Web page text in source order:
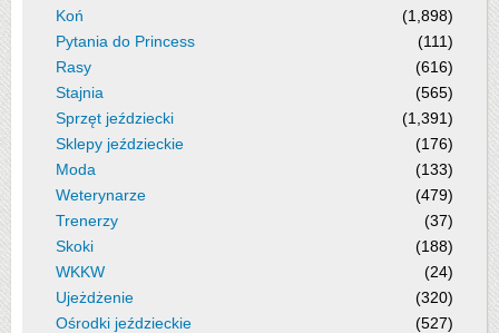
Koń
(1,898)
Pytania do Princess
(111)
Rasy
(616)
Stajnia
(565)
Sprzęt jeździecki
(1,391)
Sklepy jeździeckie
(176)
Moda
(133)
Weterynarze
(479)
Trenerzy
(37)
Skoki
(188)
WKKW
(24)
Ujeżdżenie
(320)
Ośrodki jeździeckie
(527)